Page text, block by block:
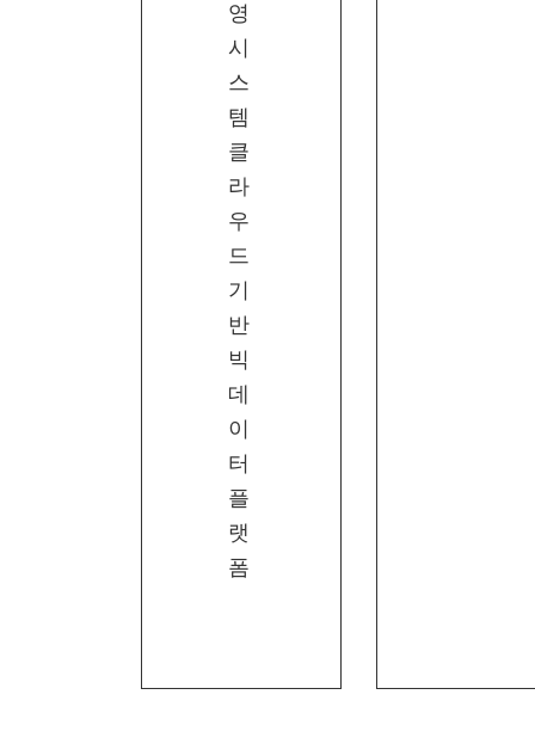
영
시
스
템
클
라
우
드
기
반
빅
데
이
터
플
랫
폼